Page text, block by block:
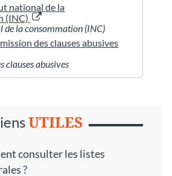
national de la
(INC)
de la consommation (INC)
des clauses abusives
clauses abusives
UTILES
consulter les listes
?